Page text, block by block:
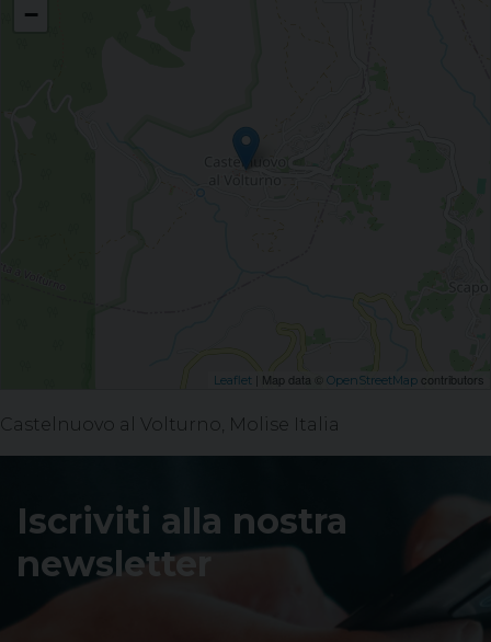
−
Leaflet | Map data © OpenStreetMap contributors
Castelnuovo al Volturno, Molise Italia
Iscriviti alla nostra
newsletter